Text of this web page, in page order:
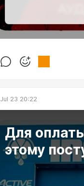
Jul 23 20:22
Для
этому